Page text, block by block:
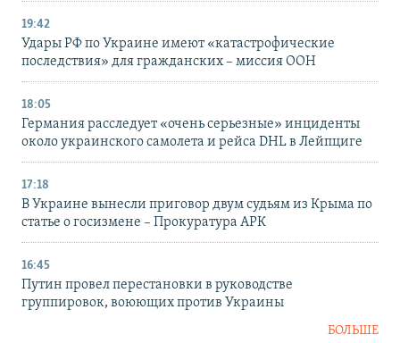
19:42
Удары РФ по Украине имеют «катастрофические
последствия» для гражданских – миссия ООН
18:05
Германия расследует «очень серьезные» инциденты
около украинского самолета и рейса DHL в Лейпциге
17:18
В Украине вынесли приговор двум судьям из Крыма по
статье о госизмене – Прокуратура АРК
16:45
Путин провел перестановки в руководстве
группировок, воюющих против Украины
БОЛЬШЕ